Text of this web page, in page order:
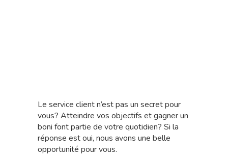
Le service client n’est pas un secret pour
vous? Atteindre vos objectifs et gagner un
boni font partie de votre quotidien? Si la
réponse est oui, nous avons une belle
opportunité pour vous.